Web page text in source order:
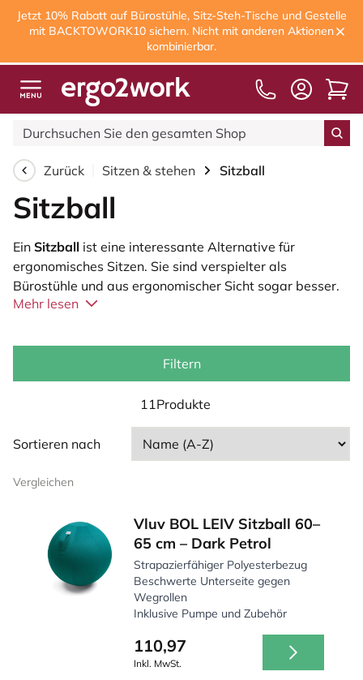
Jetzt 10% Rabatt auf Bürostühle, Sitz-Steh-Tische und Gestelle
mit BACKTOWORK10 sichern. Nicht mit anderen Aktionen
kombinierbar.
Kostenloser Versand
Zurück Sitzen & stehen Sitzball
Sitzball
Ein Sitzball ist eine interessante Alternative für
ergonomisches Sitzen. Sie sind verspielter als
Bürostühle und aus ergonomischer Sicht sogar besser.
Auf einem Stuhl bewegen Sie sich nicht, wodurch
Körper wirkt. Bei einem Sitzball ist dies anders, da Sie
Mehr lesen
Filtern
11Produkte
Sortieren nach
Vergleichen
Vluv BOL LEIV Sitzball 60–
65 cm – Dark Petrol
Strapazierfähiger Polyesterbezug
Beschwerte Unterseite gegen
Wegrollen
Inklusive Pumpe und Zubehör
110,97
Inkl. MwSt.